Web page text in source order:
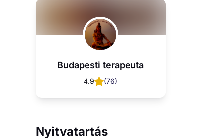
Budapesti terapeuta
4.9 (76)
Nyitvatartás